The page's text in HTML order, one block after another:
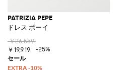
PATRIZIA PEPE
ドレス ボーイ
￥26,559
￥19,919
-25%